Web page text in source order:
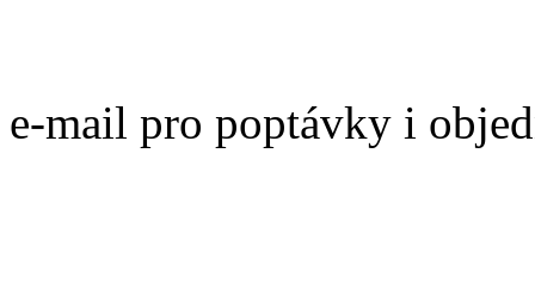
e-mail pro poptávky i